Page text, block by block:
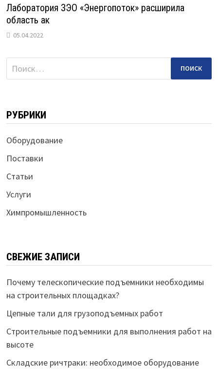
Лаборатория ЗЭО «Энергопоток» расширила
область ак
05.04.2022
Найти:
РУБРИКИ
Оборудование
Поставки
Статьи
Услуги
Химпромышленность
СВЕЖИЕ ЗАПИСИ
Почему телескопические подъемники необходимы
на строительных площадках?
Цепные тали для грузоподъемных работ
Строительные подъемники для выполнения работ на
высоте
Складские ричтраки: необходимое оборудование